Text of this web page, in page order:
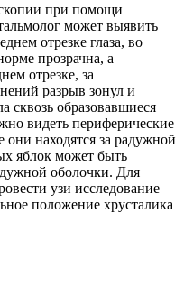
при помощи
может выявить
отрезке глаза, во
прозрачна, а
отрезке, за
разрыв зонул и
сквозь образовавшиеся
видеть периферические
они находятся за радужной
яблок может быть
оболочки. Для
узи исследование
положение хрусталика